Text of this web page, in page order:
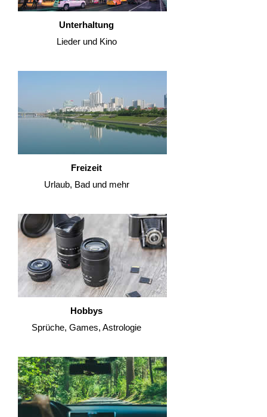
Unterhaltung
Lieder und Kino
Freizeit
Urlaub, Bad und mehr
Hobbys
Sprüche, Games, Astrologie